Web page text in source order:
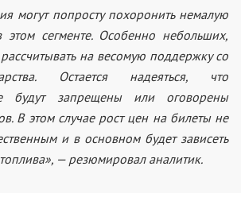
могут попросту похоронить немалую
этом сегменте. Особенно небольших,
на весомую поддержку со
Остается надеяться, что
будут запрещены или оговорены
В этом случае рост цен на билеты не
и в основном будет зависеть
— резюмировал аналитик.